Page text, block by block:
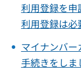
利用登録を申
利用登録は必
マイナンバ
手続きをしま